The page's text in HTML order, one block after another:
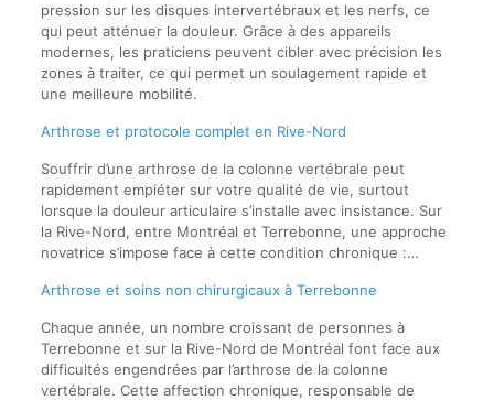
pression sur les disques intervertébraux et les nerfs, ce
qui peut atténuer la douleur. Grâce à des appareils
modernes, les praticiens peuvent cibler avec précision les
zones à traiter, ce qui permet un soulagement rapide et
une meilleure mobilité.
Arthrose et protocole complet en Rive-Nord
Souffrir d’une arthrose de la colonne vertébrale peut
rapidement empiéter sur votre qualité de vie, surtout
lorsque la douleur articulaire s’installe avec insistance. Sur
la Rive-Nord, entre Montréal et Terrebonne, une approche
novatrice s’impose face à cette condition chronique :…
Arthrose et soins non chirurgicaux à Terrebonne
Chaque année, un nombre croissant de personnes à
Terrebonne et sur la Rive-Nord de Montréal font face aux
difficultés engendrées par l’arthrose de la colonne
vertébrale. Cette affection chronique, responsable de